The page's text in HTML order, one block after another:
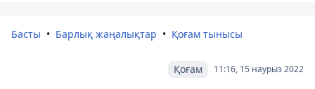
Басты Барлық жаңалықтар Қоғам тынысы
11:16, 15 наурыз 2022
Қоғам